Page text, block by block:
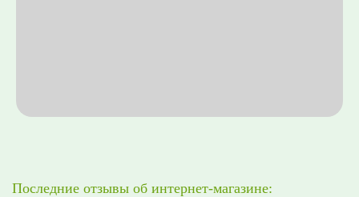
Последние отзывы об интернет-магазине: